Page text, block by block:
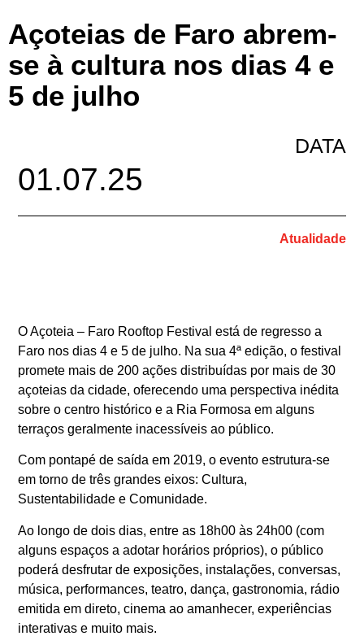
Açoteias de Faro abrem-
se à cultura nos dias 4 e
5 de julho
DATA
01.07.25
Atualidade
O Açoteia – Faro Rooftop Festival está de regresso a
Faro nos dias 4 e 5 de julho. Na sua 4ª edição, o festival
promete mais de 200 ações distribuídas por mais de 30
açoteias da cidade, oferecendo uma perspectiva inédita
sobre o centro histórico e a Ria Formosa em alguns
terraços geralmente inacessíveis ao público.
Com pontapé de saída em 2019, o evento estrutura-se
em torno de três grandes eixos: Cultura,
Sustentabilidade e Comunidade.
Ao longo de dois dias, entre as 18h00 às 24h00 (com
alguns espaços a adotar horários próprios), o público
poderá desfrutar de exposições, instalações, conversas,
música, performances, teatro, dança, gastronomia, rádio
emitida em direto, cinema ao amanhecer, experiências
interativas e muito mais.